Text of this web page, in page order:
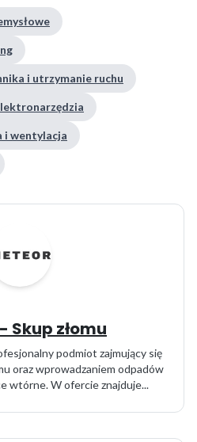
i utrzymanie ruchu
i wentylacja
- Skup złomu
podmiot zajmujący się
oraz wprowadzaniem odpadów
wtórne. W ofercie znajduje...